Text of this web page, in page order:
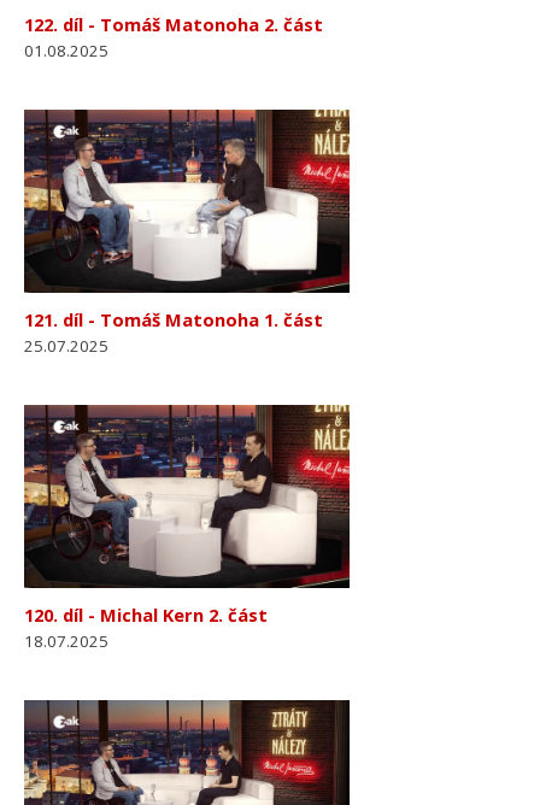
122. díl - Tomáš Matonoha 2. část
01.08.2025
121. díl - Tomáš Matonoha 1. část
25.07.2025
120. díl - Michal Kern 2. část
18.07.2025